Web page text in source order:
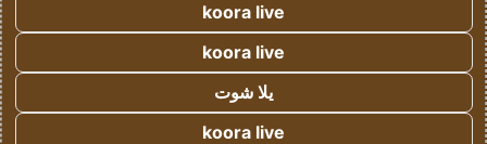
koora live
koora live
يلا شوت
koora live